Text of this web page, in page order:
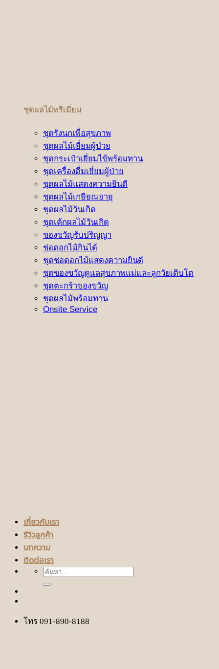
ชุดผลไม้พรีเมี่ยม
ชุดรังนกเพื่อสุขภาพ
ชุดผลไม้เยี่ยมผู้ป่วย
ชุดกระเป๋าเยี่ยมไข้พร้อมทาน
ชุดเครื่องดื่มเยี่ยมผู้ป่วย
ชุดผลไม้แสดงความยินดี
ชุดผลไม้เกษียณอายุ
ชุดผลไม้วันเกิด
ชุดเค้กผลไม้วันเกิด
ของขวัญรับปริญญา
ช่อดอกไม้กินได้
ชุดช่อดอกไม้แสดงความยินดี
ชุดของขวัญดูแลสุขภาพแม่และลูกวัยเติบโต
ชุดตะกร้าของขวัญ
ชุดผลไม้พร้อมทาน
Onsite Service
เกี่ยวกับเรา
รีวิวลูกค้า
บทความ
ติดต่อเรา
ค้นหา:
โทร 091-890-8188